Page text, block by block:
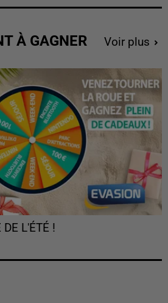
À GAGNER Voir plus
DE L'ÉTÉ !